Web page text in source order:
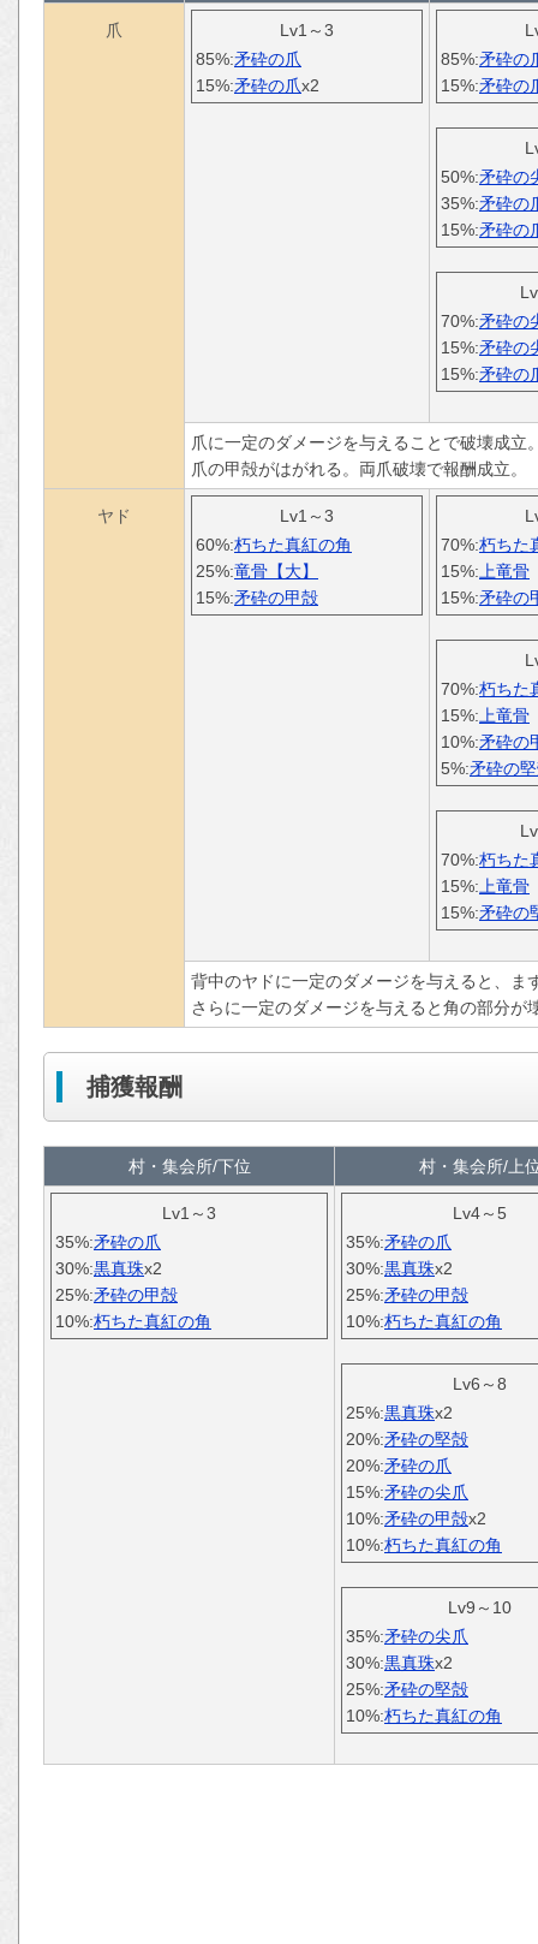
爪
Lv1～3
85%:矛砕の爪
15%:矛砕の爪x2
85%:矛砕の
15%:矛砕の
50%:矛砕の
35%:矛砕の
15%:矛砕の
70%:矛砕の
15%:矛砕の
15%:矛砕の
爪に一定のダメージを与えることで破壊成立
爪の甲殻がはがれる。両爪破壊で報酬成立。
ヤド
Lv1～3
60%:朽ちた真紅の角
25%:竜骨【大】
15%:矛砕の甲殻
70%:朽ちた
15%: 上竜骨
15%:矛砕の
70%:朽ちた
15%: 上竜骨
10%:矛砕の
5%:矛砕の
70%:朽ちた
15%: 上竜骨
15%:矛砕の
背中のヤドに一定のダメージを与えると、ま
さらに一定のダメージを与えると角の部分が
捕獲報酬
村・集会所/下位 村・集会所/上
Lv1～3
35%:矛砕の爪
30%:黒真珠x2
25%:矛砕の甲殻
10%:朽ちた真紅の角
Lv4～5
35%:矛砕の爪
30%:黒真珠x2
25%:矛砕の甲殻
10%:朽ちた真紅の角
Lv6～8
25%:黒真珠x2
20%:矛砕の堅殻
20%:矛砕の爪
15%:矛砕の尖爪
10%:矛砕の甲殻x2
10%:朽ちた真紅の角
Lv9～10
35%:矛砕の尖爪
30%:黒真珠x2
25%:矛砕の堅殻
10%:朽ちた真紅の角